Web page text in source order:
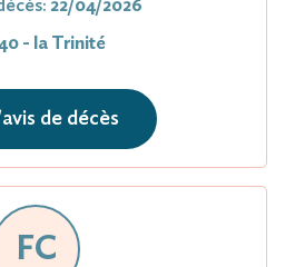
22/04/2026
- la Trinité
de décès
FC